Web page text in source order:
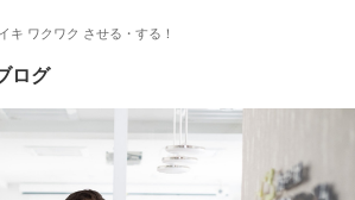
キ ワクワク させる・する！
ログ